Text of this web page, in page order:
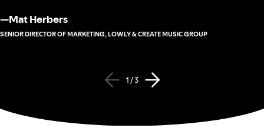
—Mat Herbers
SENIOR DIRECTOR OF MARKETING, LOWLY & CREATE MUSIC GROUP
1 / 3